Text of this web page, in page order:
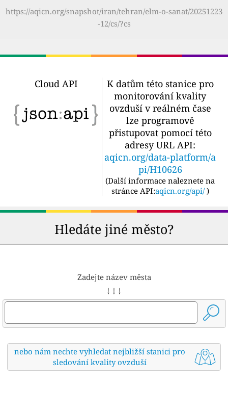
https://aqicn.org/snapshot/iran/tehran/elm-o-sanat/20251223
-12/cs/?cs
Cloud API
K datům této stanice pro
monitorování kvality
ovzduší v reálném čase
lze programově
přistupovat pomocí této
adresy URL API:
aqicn.org/data-platform/a
pi/H10626
(Další informace naleznete na
stránce API:aqicn.org/api/ )
Hledáte jiné město?
Zadejte název města
↓ ↓ ↓
nebo nám nechte vyhledat nejbližší stanici pro
sledování kvality ovzduší